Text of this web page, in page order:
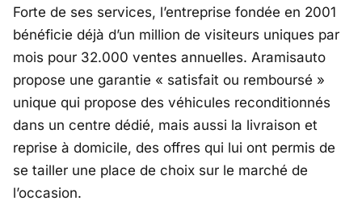
Forte de ses services, l’entreprise fondée en 2001
bénéficie déjà d’un million de visiteurs uniques par
mois pour 32.000 ventes annuelles. Aramisauto
propose une garantie « satisfait ou remboursé »
unique qui propose des véhicules reconditionnés
dans un centre dédié, mais aussi la livraison et
reprise à domicile, des offres qui lui ont permis de
se tailler une place de choix sur le marché de
l’occasion.